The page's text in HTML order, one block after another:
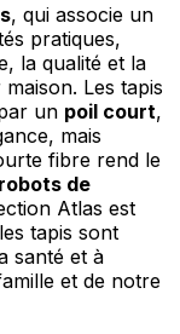
, qui associe un
pratiques,
la qualité et la
Les tapis
un poil court,
mais
fibre rend le
robots de
Atlas est
tapis sont
santé et à
et de notre